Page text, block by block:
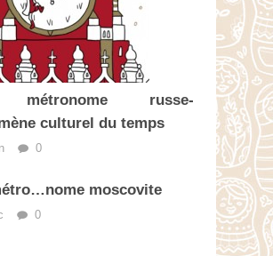
métronome russe-
culturel du temps
0
moscovite
0